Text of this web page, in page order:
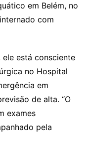
em Belém, no
com
ele está consciente
no Hospital
em
de alta. “O
exames
pela